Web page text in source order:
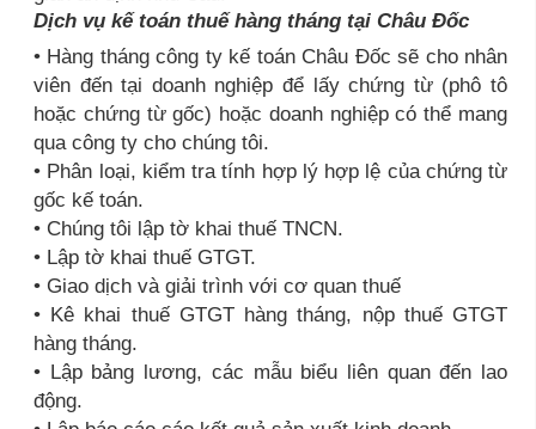
Dịch vụ kế toán thuế hàng tháng tại Châu Đốc
• Hàng tháng công ty kế toán Châu Đốc sẽ cho nhân
viên đến tại doanh nghiệp để lấy chứng từ (phô tô
hoặc chứng từ gốc) hoặc doanh nghiệp có thể mang
qua công ty cho chúng tôi.
• Phân loại, kiểm tra tính hợp lý hợp lệ của chứng từ
gốc kế toán.
• Chúng tôi lập tờ khai thuế TNCN.
• Lập tờ khai thuế GTGT.
• Giao dịch và giải trình với cơ quan thuế
• Kê khai thuế GTGT hàng tháng, nộp thuế GTGT
hàng tháng.
• Lập bảng lương, các mẫu biểu liên quan đến lao
động.